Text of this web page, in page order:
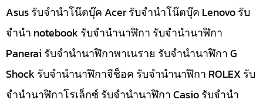
Asus รับจำนำโน๊ตบุ๊ค Acer รับจำนำโน๊ตบุ๊ค Lenovo รับ
จำนำ notebook รับจำนำนาฬิกา รับจำนำนาฬิกา
Panerai รับจำนำนาฬิกาพาเนราย รับจำนำนาฬิกา G
Shock รับจำนำนาฬิกาจีช็อค รับจำนำนาฬิกา ROLEX รับ
จำนำนาฬิกาโรเล็กซ์ รับจำนำนาฬิกา Casio รับจำนำ